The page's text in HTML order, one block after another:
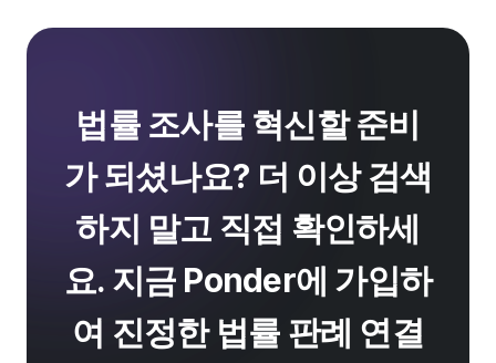
법률 조사를 혁신할 준비
가 되셨나요? 더 이상 검색
하지 말고 직접 확인하세
요. 지금 Ponder에 가입하
여 진정한 법률 판례 연결